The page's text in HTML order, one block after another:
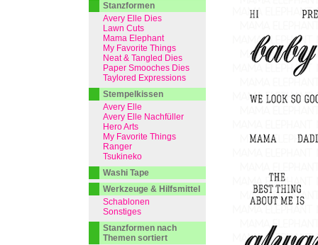
Stanzformen
Avery Elle Dies
Lawn Cuts
Mama Elephant
My Favorite Things
Neat & Tangled Dies
Paper Smooches Dies
Taylored Expressions
Stempelkissen
Avery Elle
Avery Elle Nachfüller
Hero Arts
My Favorite Things
Ranger
Tsukineko
Washi Tape
Werkzeuge & Hilfsmittel
Schablonen
Sonstiges
Stanzformen nach
Themen sortiert